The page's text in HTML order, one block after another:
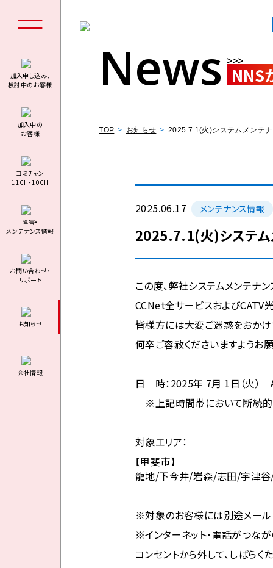
料金シミ
加入申し込み、
検討中のお客様
加⼊中の
お客様
コミチャン
11CH・10CH
障害・
メンテナンス情報
お問い合わせ・
サポート
お知らせ
会社情報
News NNS
TOP お知らせ 2025.7.1(火)システムメンテ
2025.06.17 メンテナンス情報
2025.7.1(火)システム
この度、弊社システムメンテナ
CCNet全サービスおよびCATV
皆様方には大変ご迷惑をおかけ
何卒ご容赦くださいますようお
日 時：2025年 7月 1 日（火
※上記時間帯において断続的
対象エリア：
【甲斐市】
龍地/下今井/岩森/志田/宇津
※対象のお客様には別途メール
※インターネット・電話がつな
コンセントから外して、しばら